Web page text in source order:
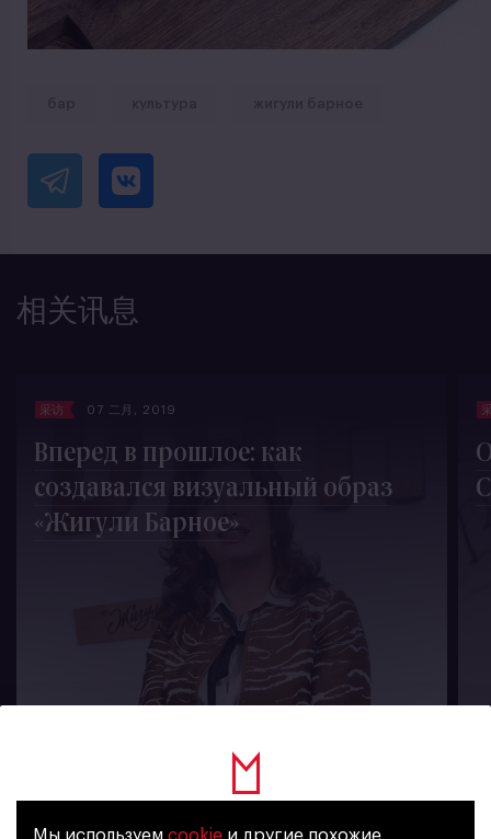
相关讯息
采访 07 二月, 2019
Вперед в прошлое: как
создавался визуальный образ
«Жигули Барное»